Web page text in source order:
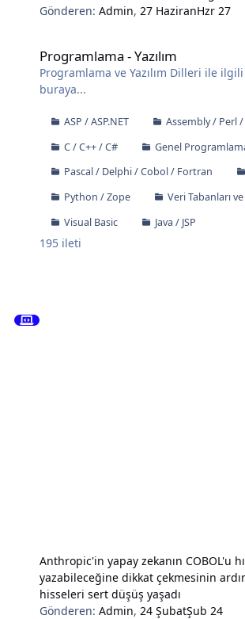
Gönderen:Admin, 27 HaziranHzr 27
Programlama - Yazılım
Programlama ve Yazılım Dilleri ile
buraya...
ASP / ASP.NET
Assembly / Perl
C / C++ / C#
Genel
Pascal / Delphi / Cobol / Fortran
Python / Zope
Veri Tabanları
Visual Basic
Java / JSP
195 ileti
Anthropic'in yapay zekanın COBOL'u
yazabileceğine dikkat çekmesinin
hisseleri sert düşüş yaşadı
Gönderen:Admin, 24 ŞubatŞub 24